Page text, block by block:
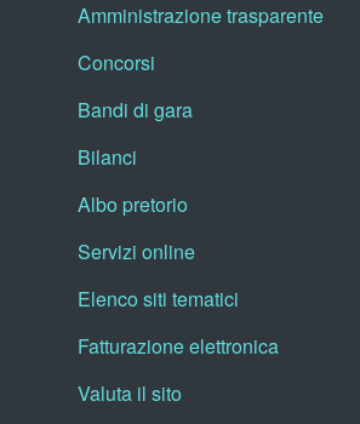
Amministrazione trasparente
Concorsi
Bandi di gara
Bilanci
Albo pretorio
Servizi online
Elenco siti tematici
Fatturazione elettronica
Valuta il sito